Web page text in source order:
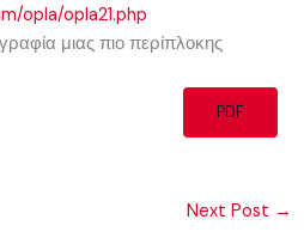
opla/opla21.php
μιας πιο περίπλοκης
PDF
Next Post →